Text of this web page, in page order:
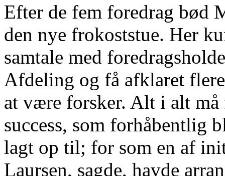
Efter de fem foredrag bød
den nye frokoststue. Her
samtale med
Afdeling og få afklaret
at være forsker. Alt i alt må
success, som forhåbentlig
lagt op til; for som en af
Laursen, sagde, havde